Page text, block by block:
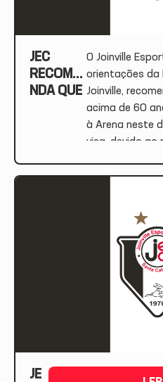
JEC
RECOME
NDA QUE
NÃO
O Joinville
orientações da
Joinville,
acima de 60
à Arena neste
visa, devido ao
que é
seguirá atento
dos órgãos
estabelecerá
JE